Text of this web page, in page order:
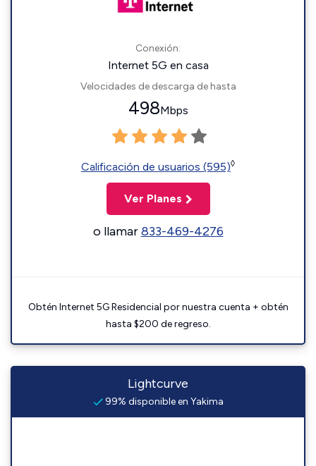
Conexión:
Internet 5G en casa
Velocidades de descarga de hasta
498Mbps
Calificación de usuarios (595)◊
Ver Planes
o llamar833-469-4276
Obtén Internet 5G Residencial por nuestra cuenta + obtén
hasta $200 de regreso.
Lightcurve
99% disponible en Yakima